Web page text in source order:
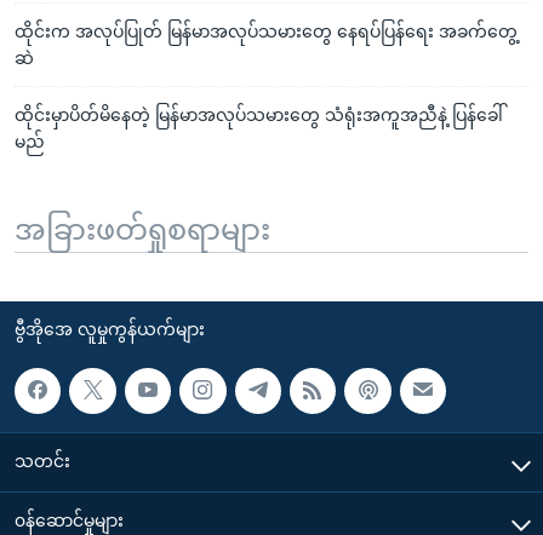
ထိုင်းက အလုပ်ပြုတ် မြန်မာအလုပ်သမားတွေ နေရပ်ပြန်ရေး အခက်တွေ့
ဆဲ
ထိုင်းမှာပိတ်မိနေတဲ့ မြန်မာအလုပ်သမားတွေ သံရုံးအကူအညီနဲ့ ပြန်ခေါ်
မည်
အခြားဖတ်ရှုစရာများ
ဗွီအိုအေ လူမှုကွန်ယက်များ
သတင်း
၀န်ဆောင်မှုများ